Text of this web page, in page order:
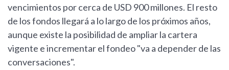
vencimientos por cerca de USD 900 millones. El resto
de los fondos llegará a lo largo de los próximos años,
aunque existe la posibilidad de ampliar la cartera
vigente e incrementar el fondeo "va a depender de las
conversaciones".